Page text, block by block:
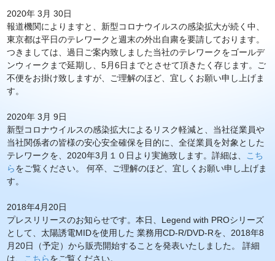
2020年 3月 30日
報道機関によりますと、新型コロナウイルスの感染拡大が続く中、
東京都は平日のテレワークと週末の外出自粛を要請しております。
つきましては、過日ご案内致しました当社のテレワークをゴールデ
ンウィークまで延期し、5月6日までとさせて頂きたく存じます。ご
不便をお掛け致しますが、ご理解のほど、宜しくお願い申し上げま
す。
2020年 3月 9日
新型コロナウイルスの感染拡大によるリスク軽減と、当社従業員や
当社関係者の皆様の安心安全確保を目的に、全従業員を対象とした
テレワークを、2020年3月１０日より実施致します。詳細は、 こち
らをご覧ください。 何卒、ご理解のほど、宜しくお願い申し上げま
す。
2018年4月20日
プレスリリースのお知らせです。本日、Legend with PROシリーズ
として、太陽誘電MIDを使用した 業務用CD-R/DVD-Rを、2018年8
月20日（予定）から販売開始することを発表いたしました。 詳細
は、
こちらをご覧ください。